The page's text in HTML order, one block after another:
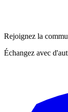
Rejoignez la
Échangez avec